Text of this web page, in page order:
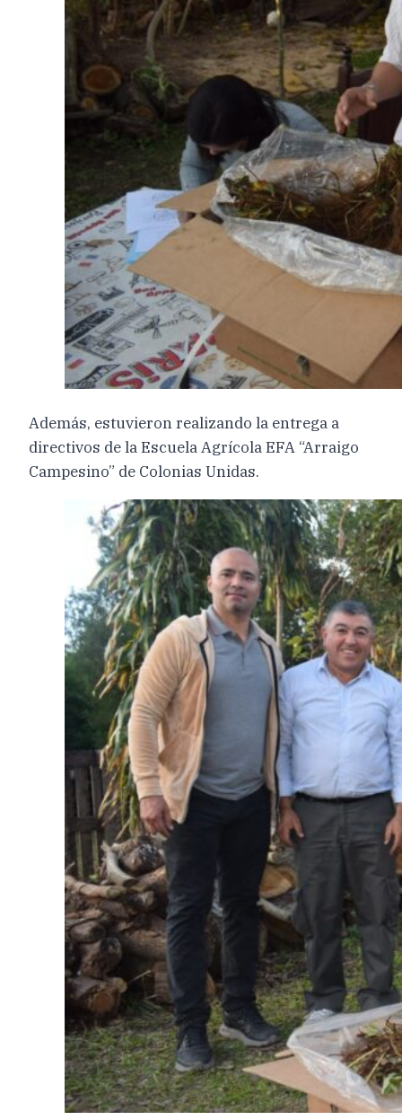
Además, estuvieron realizando la entrega a
directivos de la Escuela Agrícola EFA “Arraigo
Campesino” de Colonias Unidas.